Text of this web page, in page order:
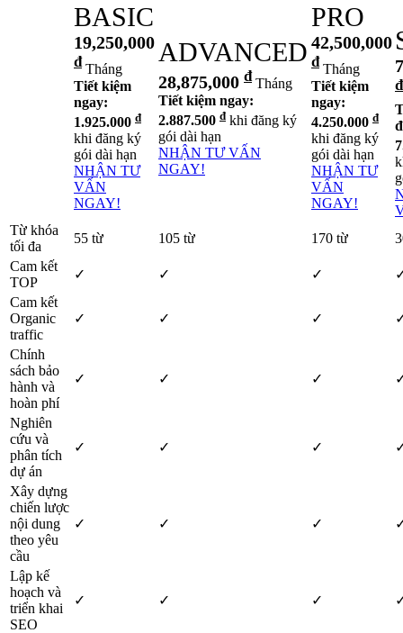
BASIC
19,250,000
đTháng
Tiết kiệm
ngay:
1.925.000 đ
khi đăng ký
gói dài hạn
NHẬN TƯ
VẤN
NGAY!
ADVANCED
28,875,000 đTháng
Tiết kiệm ngay:
2.887.500 đ khi đăng ký
gói dài hạn
NHẬN TƯ VẤN
NGAY!
PRO
42,500,000
đTháng
Tiết kiệm
ngay:
4.250.000 đ
khi đăng ký
gói dài hạn
NHẬN TƯ
VẤN
NGAY!
đ
Từ khóa
tối đa
55 từ 105 từ 170 từ
Cam kết
TOP
✓ ✓ ✓
Cam kết
Organic
traffic
✓ ✓ ✓
Chính
sách bảo
hành và
hoàn phí
✓ ✓ ✓
Nghiên
cứu và
phân tích
dự án
✓ ✓ ✓
Xây dựng
chiến lược
nội dung
theo yêu
cầu
✓ ✓ ✓
Lập kế
hoạch và
triển khai
SEO
✓ ✓ ✓